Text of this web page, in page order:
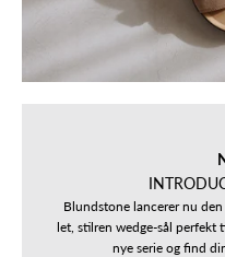
Blundstone lancerer nu
let, stilren wedge-sål perfekt
nye serie og find